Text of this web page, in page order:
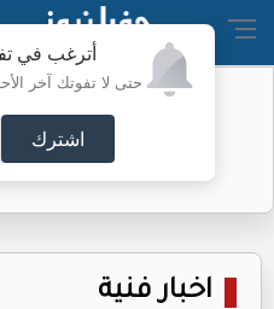
أترغب في
حتى لا تفوتك آخر
اشترك
الأمن
اخبار فنية